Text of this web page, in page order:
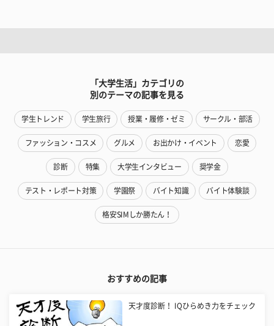
「大学生活」カテゴリの
別のテーマの記事を見る
学生トレンド 学生旅行 授業・履修・ゼミ サークル・部活
ファッション・コスメ グルメ お出かけ・イベント 恋愛
診断 特集 大学生インタビュー 奨学金
テスト・レポート対策 学園祭 バイト知識 バイト体験談
格安SIMしか勝たん！
おすすめの記事
天才度診断！ IQひらめき力をチェック